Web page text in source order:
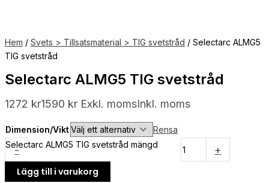
Hem / Svets > Tillsatsmaterial > TIG svetstråd / Selectarc ALMG5
TIG svetstråd
Selectarc ALMG5 TIG svetstråd
1272 kr1590 kr Exkl. momsInkl. moms
Dimension/Vikt Rensa
-
Selectarc ALMG5 TIG svetstråd mängd +
Lägg till i varukorg